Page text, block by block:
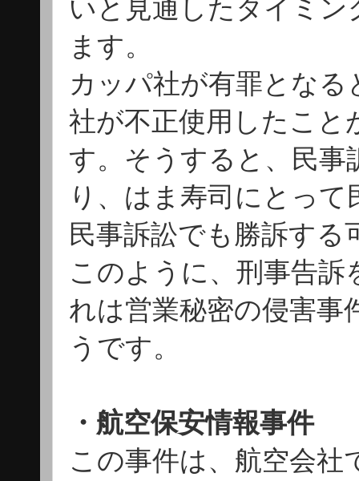
いと見通したタイミ
ます。
カッパ社が有罪とな
社が不正使用したこ
す。そうすると、民事
り、はま寿司にとっ
民事訴訟でも勝訴す
このように、刑事告
れは営業秘密の侵害事
うです。
・航空保安情報事件
この事件は、航空会